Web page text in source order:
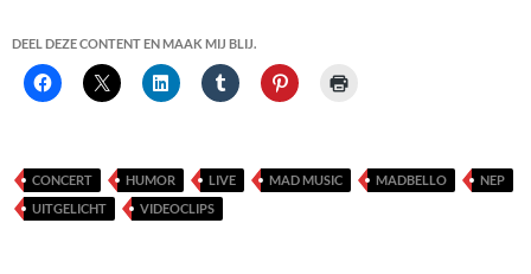
DEEL DEZE CONTENT EN MAAK MIJ BLIJ.
CONCERT HUMOR LIVE MAD MUSIC MADBELLO
NEP
UITGELICHT
VIDEOCLIPS